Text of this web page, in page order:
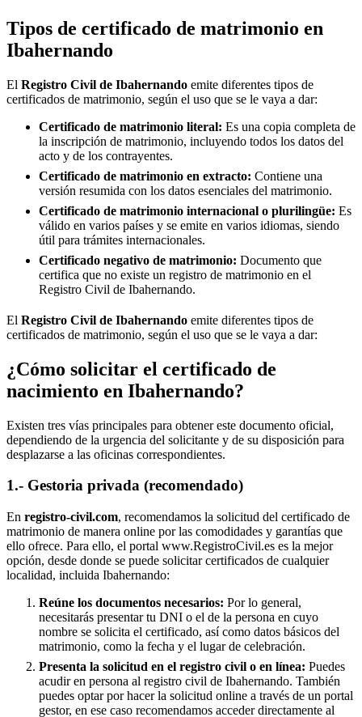
Tipos de certificado de matrimonio en
Ibahernando
El Registro Civil de Ibahernando emite diferentes tipos de
certificados de matrimonio, según el uso que se le vaya a dar:
Certificado de matrimonio literal: Es una copia completa de
la inscripción de matrimonio, incluyendo todos los datos del
acto y de los contrayentes.
Certificado de matrimonio en extracto: Contiene una
versión resumida con los datos esenciales del matrimonio.
Certificado de matrimonio internacional o plurilingüe: Es
válido en varios países y se emite en varios idiomas, siendo
útil para trámites internacionales.
Certificado negativo de matrimonio: Documento que
certifica que no existe un registro de matrimonio en el
Registro Civil de Ibahernando.
El Registro Civil de Ibahernando emite diferentes tipos de
certificados de matrimonio, según el uso que se le vaya a dar:
¿Cómo solicitar el certificado de
nacimiento en Ibahernando?
Existen tres vías principales para obtener este documento oficial,
dependiendo de la urgencia del solicitante y de su disposición para
desplazarse a las oficinas correspondientes.
1.- Gestoria privada (recomendado)
En registro-civil.com, recomendamos la solicitud del certificado de
matrimonio de manera online por las comodidades y garantías que
ello ofrece. Para ello, el portal www.RegistroCivil.es es la mejor
opción, desde donde se puede solicitar certificados de cualquier
localidad, incluida Ibahernando:
Reúne los documentos necesarios: Por lo general,
necesitarás presentar tu DNI o el de la persona en cuyo
nombre se solicita el certificado, así como datos básicos del
matrimonio, como la fecha y el lugar de celebración.
Presenta la solicitud en el registro civil o en línea: Puedes
acudir en persona al registro civil de Ibahernando. También
puedes optar por hacer la solicitud online a través de un portal
gestor, en ese caso recomendamos acceder directamente al